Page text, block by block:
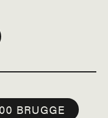
BRUGGE